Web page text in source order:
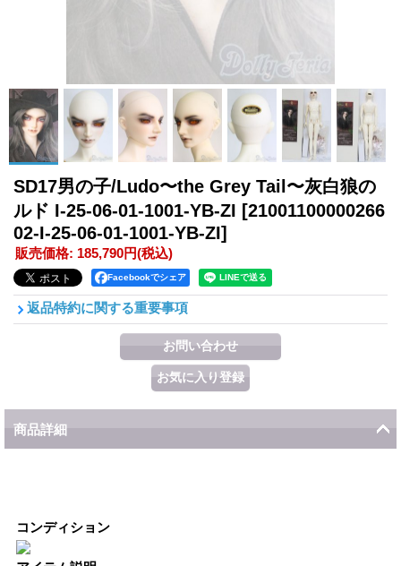
SD17男の子/Ludo〜the Grey Tail〜灰白狼の
ルド I-25-06-01-1001-YB-ZI [21001100000266
02-I-25-06-01-1001-YB-ZI]
販売価格: 185,790円(税込)
Facebookでシェア
返品特約に関する重要事項
商品詳細
コンディション